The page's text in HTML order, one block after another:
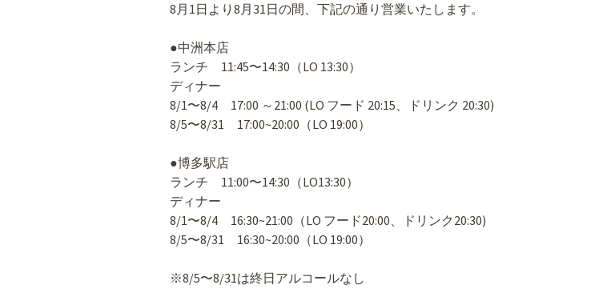
8月1日より8月31日の間、下記の通り営業いたします。
●中洲本店
ランチ 11:45〜14:30（LO 13:30）
ディナー
8/1〜8/4 17:00 ～21:00 (LO フード 20:15、ドリンク 20:30)
8/5〜8/31 17:00~20:00（LO 19:00）
●博多駅店
ランチ 11:00〜14:30（LO13:30）
ディナー
8/1〜8/4 16:30~21:00（LO フード20:00、ドリンク20:30)
8/5〜8/31 16:30~20:00（LO 19:00）
※8/5〜8/31は終日アルコールなし